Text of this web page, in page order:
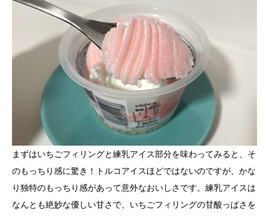
まずはいちごフィリングと練乳アイス部分を味わってみると、そ
のもっちり感に驚き！トルコアイスほどではないのですが、かな
り独特のもっちり感があって意外なおいしさです。練乳アイスは
なんとも絶妙な優しい甘さで、いちごフィリングの甘酸っぱさを